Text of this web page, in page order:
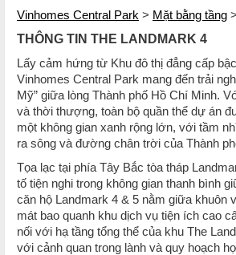
Vinhomes Central Park > Mặt bằng tầng >
THÔNG TIN THE LANDMARK 4
Lấy cảm hứng từ Khu đô thị đẳng cấp
Vinhomes Central Park mang đến trải
Mỹ” giữa lòng Thành phố Hồ Chí Minh.
và thời thượng, toàn bộ quần thể dự án
một không gian xanh rộng lớn, với tầm
ra sông và đường chân trời của Thành
Tọa lạc tại phía Tây Bắc tòa tháp
tố tiện nghi trong không gian thanh bình
căn hộ Landmark 4 & 5 nằm giữa khuôn
mát bao quanh khu dịch vụ tiện ích cao
nối với hạ tầng tổng thể của khu The
với cảnh quan trong lành và quy hoạch